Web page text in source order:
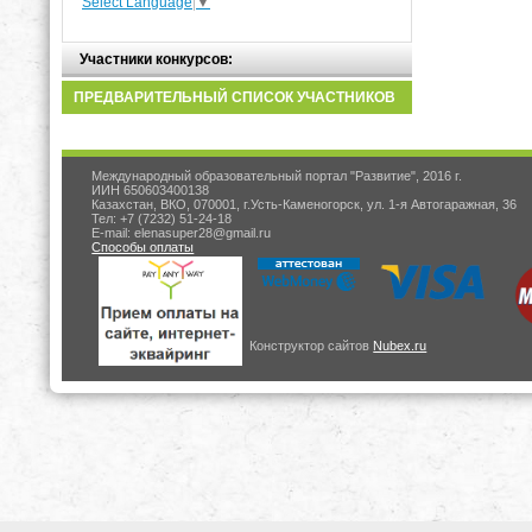
Участники конкурсов:
ПРЕДВАРИТЕЛЬНЫЙ СПИСОК УЧАСТНИКОВ
Международный образовательный портал "Развитие", 2016 г.
ИИН 650603400138
Казахстан, ВКО, 070001, г.Усть-Каменогорск, ул. 1-я Автогаражная, 36
Тел: +7 (7232) 51-24-18
E-mail: elenasuper28@gmail.ru
Способы оплаты
Конструктор сайтов Nubex.ru